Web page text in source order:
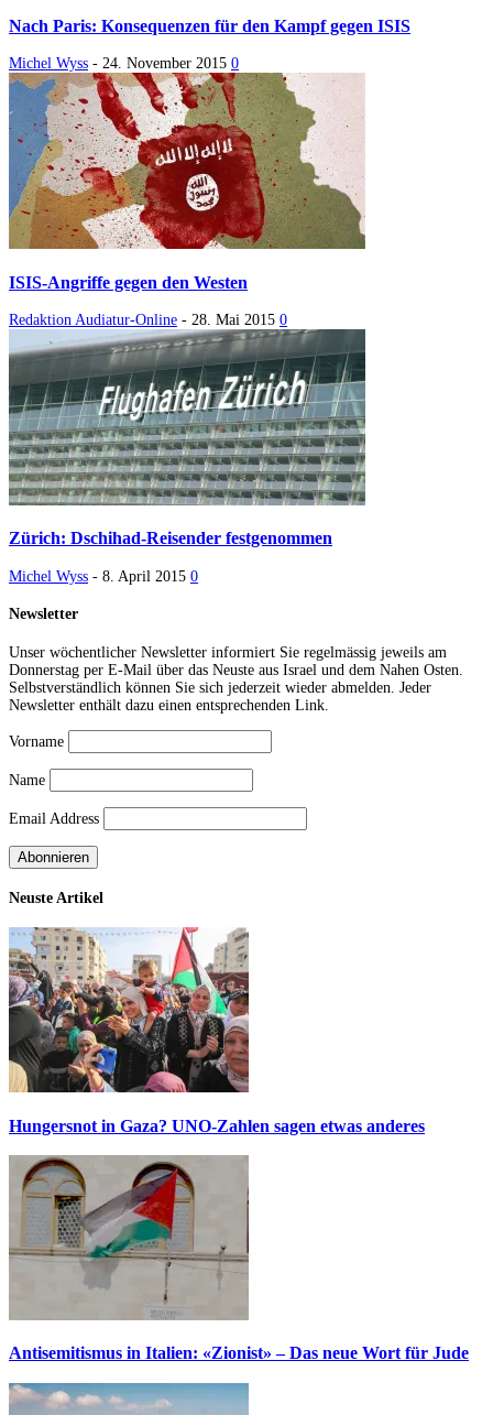
Nach Paris: Konsequenzen für den Kampf gegen ISIS
Michel Wyss - 24. November 2015 0
ISIS-Angriffe gegen den Westen
Redaktion Audiatur-Online - 28. Mai 2015 0
Zürich: Dschihad-Reisender festgenommen
Michel Wyss - 8. April 2015 0
Newsletter
Unser wöchentlicher Newsletter informiert Sie regelmässig jeweils am
Donnerstag per E-Mail über das Neuste aus Israel und dem Nahen Osten.
Selbstverständlich können Sie sich jederzeit wieder abmelden. Jeder
Newsletter enthält dazu einen entsprechenden Link.
Vorname
Name
Email Address
Neuste Artikel
Hungersnot in Gaza? UNO-Zahlen sagen etwas anderes
Antisemitismus in Italien: «Zionist» – Das neue Wort für Jude